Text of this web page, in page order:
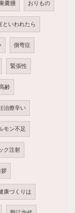
嚢腫 おりもの
といわれたら
側弯症
緊張性
齢
治療辛い
モン不足
ク注射
拶
康づくりは